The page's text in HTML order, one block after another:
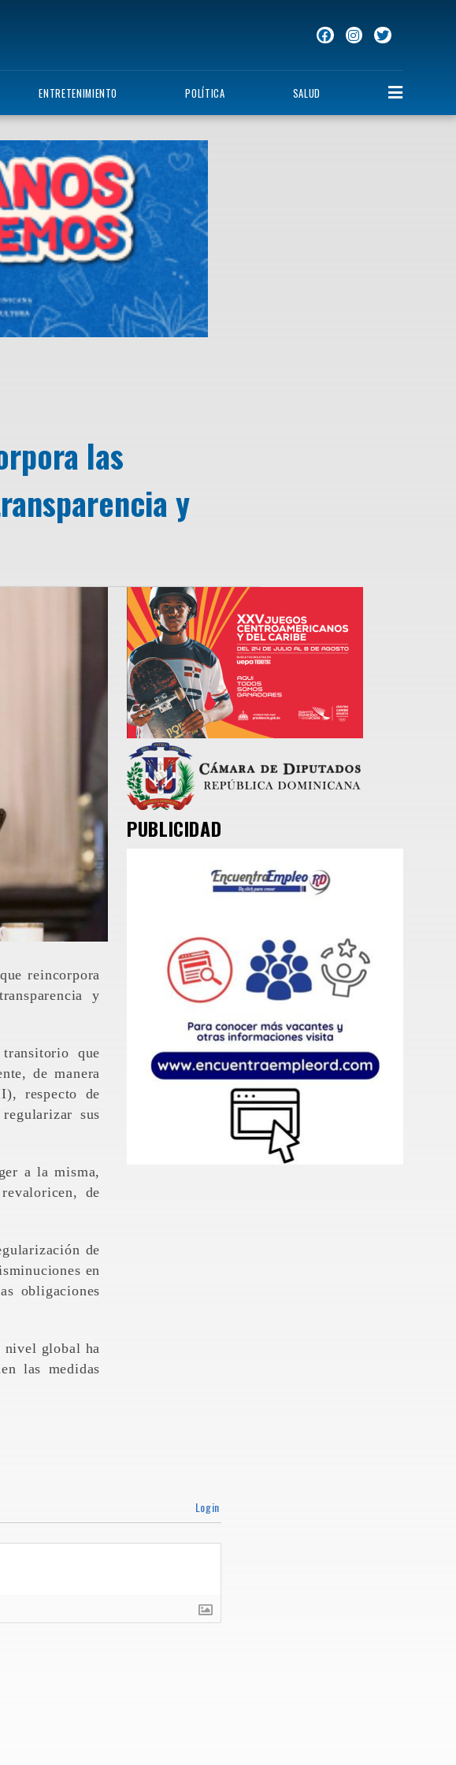
ENTRETENIMIENTO POLÍTICA SALUD
las
y
reincorpora
y
que
de manera
respecto de
sus
a la misma,
de
de
en
obligaciones
nivel global ha
las medidas
PUBLICIDAD
Login